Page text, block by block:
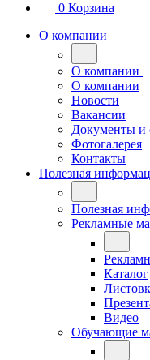
0 Корзина
О компании
О компании
О компании
Новости
Вакансии
Документы и
Фотогалерея
Контакты
Полезная
Полезная
Рекламные
Каталог
Видео
Обучающие